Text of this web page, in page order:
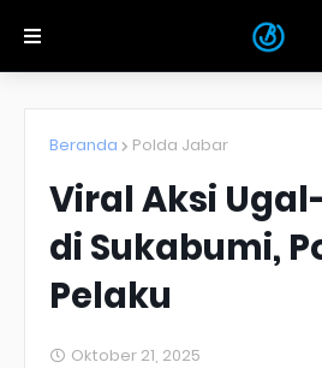
Beranda Polda Jabar
Viral Aksi
di Sukabumi,
Pelaku
Oktober 21, 2025